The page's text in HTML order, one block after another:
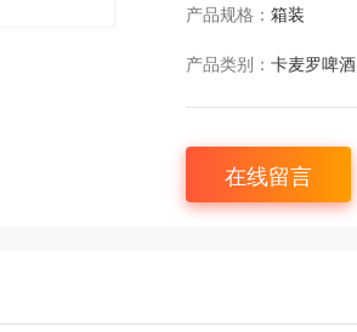
产品规格： 箱装
产品类别： 卡麦罗啤酒
在线留言